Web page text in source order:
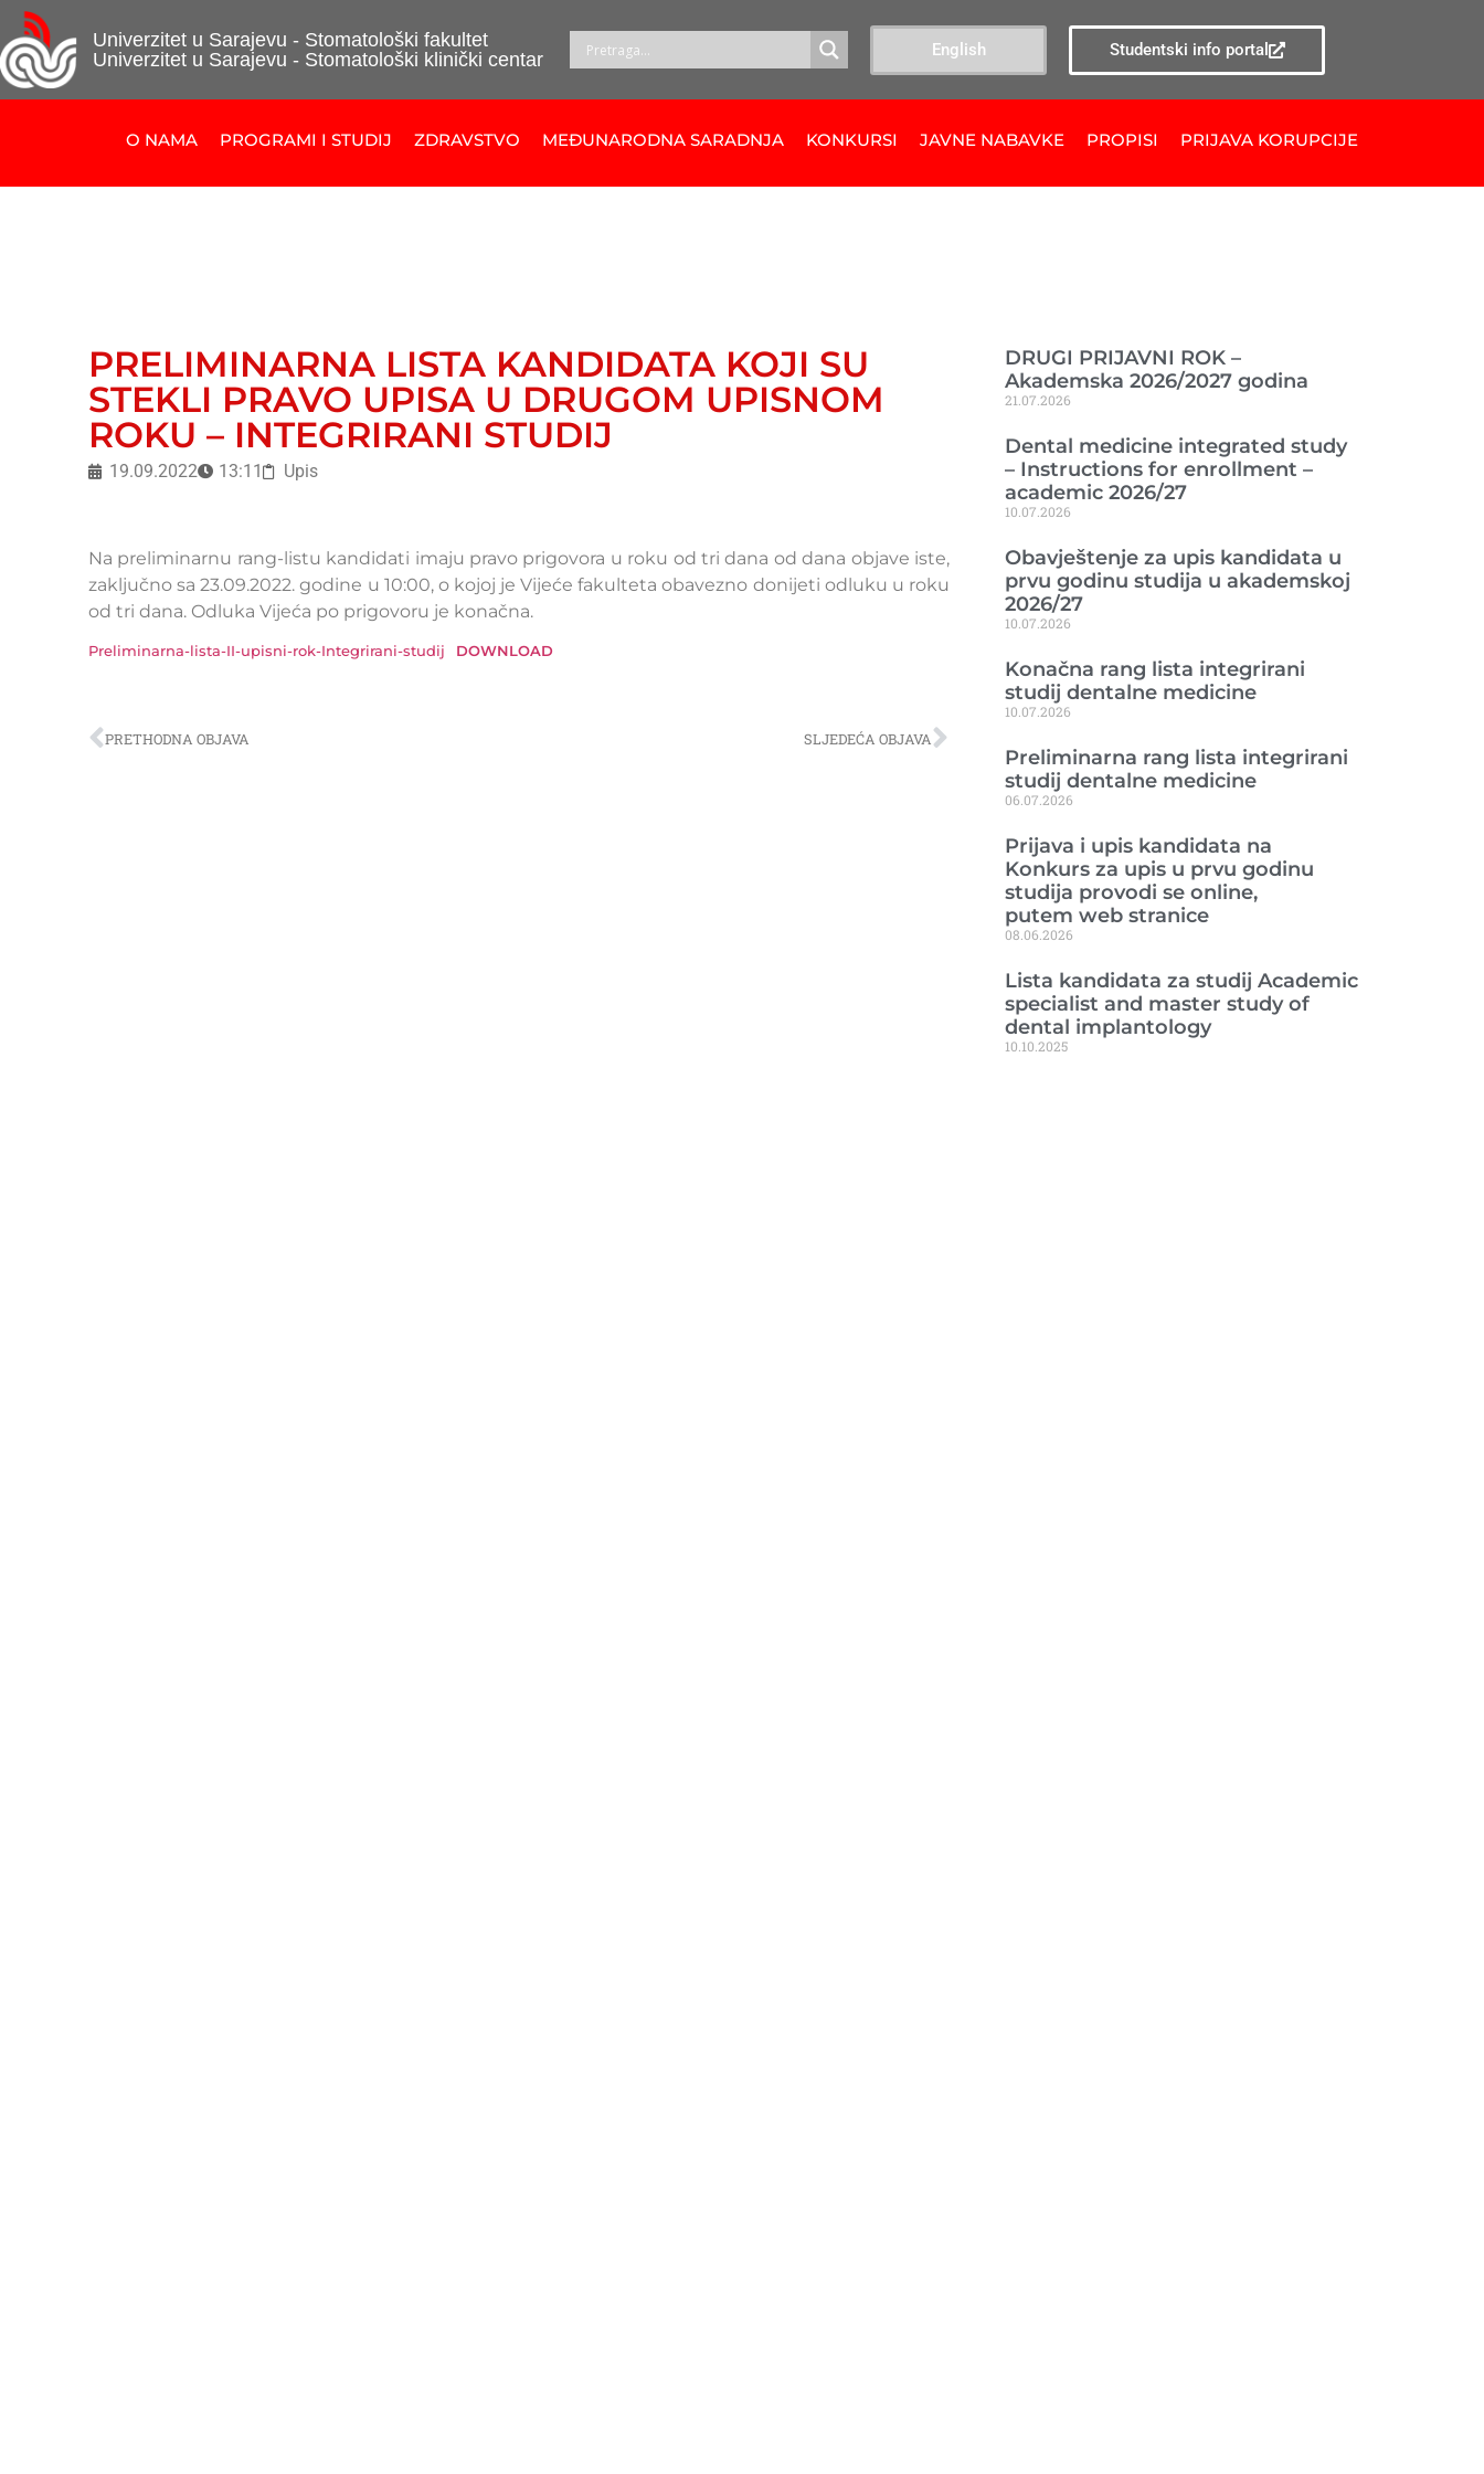
Univerzitet u Sarajevu - Stomatološki fakultet
Univerzitet u Sarajevu - Stomatološki klinički centar
English Studentski info portal
O NAMA PROGRAMI I STUDIJ ZDRAVSTVO MEĐUNARODNA SARADNJA KONKURSI JAVNE NABAVKE PROPISI PRIJAVA KORUPCIJE
PRELIMINARNA LISTA KANDIDATA KOJI SU
STEKLI PRAVO UPISA U DRUGOM UPISNOM
ROKU – INTEGRIRANI STUDIJ
19.09.2022 13:11 Upis
Na preliminarnu rang-listu kandidati imaju pravo prigovora u roku od tri dana od dana objave iste,
zaključno sa 23.09.2022. godine u 10:00, o kojoj je Vijeće fakulteta obavezno donijeti odluku u roku
od tri dana. Odluka Vijeća po prigovoru je konačna.
Preliminarna-lista-II-upisni-rok-Integrirani-studij DOWNLOAD
PRETHODNA OBJAVA SLJEDEĆA OBJAVA
DRUGI PRIJAVNI ROK –
Akademska 2026/2027 godina
21.07.2026
Dental medicine integrated study
– Instructions for enrollment –
academic 2026/27
10.07.2026
Obavještenje za upis kandidata u
prvu godinu studija u akademskoj
2026/27
10.07.2026
Konačna rang lista integrirani
studij dentalne medicine
10.07.2026
Preliminarna rang lista integrirani
studij dentalne medicine
06.07.2026
Prijava i upis kandidata na
Konkurs za upis u prvu godinu
studija provodi se online,
putem web stranice
08.06.2026
Lista kandidata za studij Academic
specialist and master study of
dental implantology
10.10.2025